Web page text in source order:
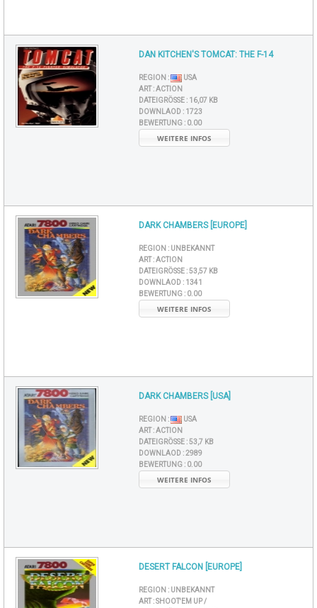
DAN KITCHEN'S TOMCAT: THE F-14
REGION :
USA
ART :ACTION
DATEIGRÖSSE : 16,07 KB
DOWNLAOD : 1723
BEWERTUNG : 0.00
WEITERE INFOS
DARK CHAMBERS [EUROPE]
REGION : UNBEKANNT
ART :ACTION
DATEIGRÖSSE : 53,57 KB
DOWNLAOD : 1341
BEWERTUNG : 0.00
WEITERE INFOS
DARK CHAMBERS [USA]
REGION :
USA
ART :ACTION
DATEIGRÖSSE : 53,7 KB
DOWNLAOD :2989
BEWERTUNG : 0.00
WEITERE INFOS
DESERT FALCON [EUROPE]
REGION : UNBEKANNT
ART :SHOOT'EM UP /